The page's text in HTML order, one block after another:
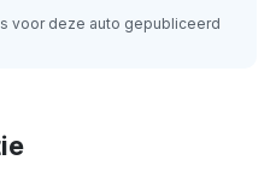
voor deze auto gepubliceerd